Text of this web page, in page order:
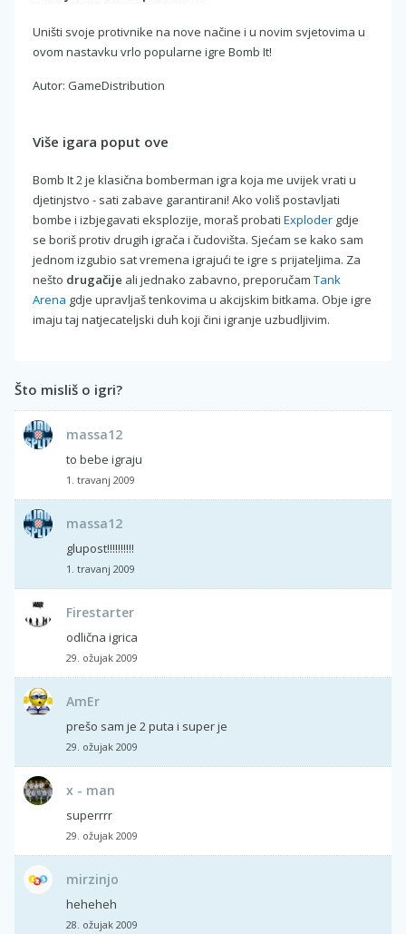
Uništi svoje protivnike na nove načine i u novim svjetovima u
ovom nastavku vrlo popularne igre Bomb It!
Autor: GameDistribution
Više igara poput ove
Bomb It 2 je klasična bomberman igra koja me uvijek vrati u
djetinjstvo - sati zabave garantirani! Ako voliš postavljati
bombe i izbjegavati eksplozije, moraš probati Exploder gdje
se boriš protiv drugih igrača i čudovišta. Sjećam se kako sam
jednom izgubio sat vremena igrajući te igre s prijateljima. Za
nešto drugačije ali jednako zabavno, preporučam Tank
Arena gdje upravljaš tenkovima u akcijskim bitkama. Obje igre
imaju taj natjecateljski duh koji čini igranje uzbudljivim.
Što misliš o igri?
massa12
to bebe igraju
1. travanj 2009
massa12
glupost!!!!!!!!!!
1. travanj 2009
Firestarter
odlična igrica
29. ožujak 2009
AmEr
prešo sam je 2 puta i super je
29. ožujak 2009
x - man
superrrr
29. ožujak 2009
mirzinjo
heheheh
28. ožujak 2009